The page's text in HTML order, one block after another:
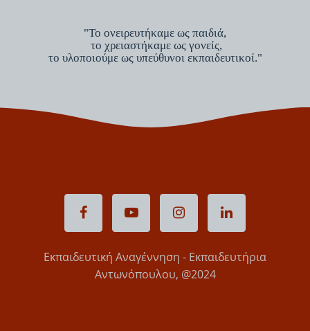
"Το ονειρευτήκαμε ως παιδιά,
το χρειαστήκαμε ως γονείς,
το υλοποιούμε ως υπεύθυνοι εκπαιδευτικοί."
Εκπαιδευτική Αναγέννηση - Εκπαιδευτήρια
Αντωνόπουλου, @2024